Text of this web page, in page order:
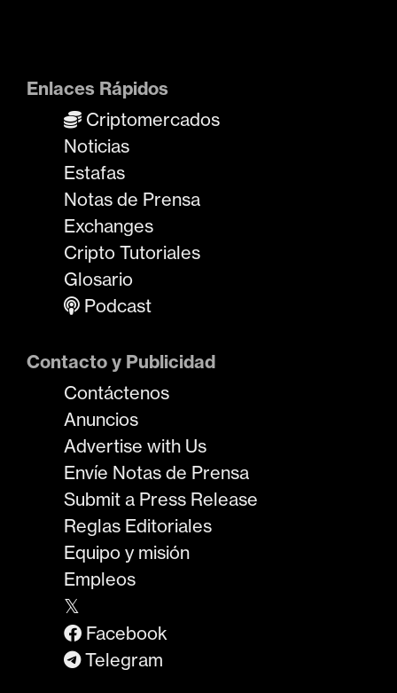
Enlaces Rápidos
Criptomercados
Noticias
Estafas
Notas de Prensa
Exchanges
Cripto Tutoriales
Glosario
Podcast
Contacto y Publicidad
Contáctenos
Anuncios
Advertise with Us
Envíe Notas de Prensa
Submit a Press Release
Reglas Editoriales
Equipo y misión
Empleos
𝕏
Facebook
Telegram